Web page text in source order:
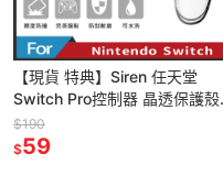
【現貨 特典】Siren 任天堂
Switch Pro控制器 晶透保護殼
(WL-NS-001)
$190
$59